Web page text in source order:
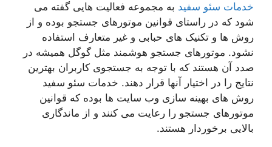
خدمات سئو سفید به مجموعه فعالیت هایی گفته می
شود که در راستای قوانین موتورهای جستجو بوده و از
روش ها و تکنیک های حبابی و غیر متعارف استفاده
نشود. موتورهای جستجو هوشمند مثل گوگل همیشه در
صدد آن هستند که با توجه به جستجوی کاربران بهترین
نتایج را در اختیار آنها قرار دهند. خدمات سئو سفید
روش های بهینه سازی وب سایت ها بوده که قوانین
موتورهای جستجو را رعایت می کنند و از ماندگاری
بالایی برخوردار هستند.